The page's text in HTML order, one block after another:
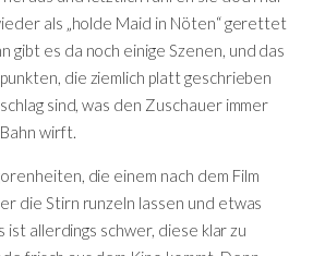
als „holde Maid in Nöten“ gerettet
gibt es da noch einige Szenen, und das
die ziemlich platt geschrieben
sind, was den Zuschauer immer
wirft.
die einem nach dem Film
die Stirn runzeln lassen und etwas
ist allerdings schwer, diese klar zu